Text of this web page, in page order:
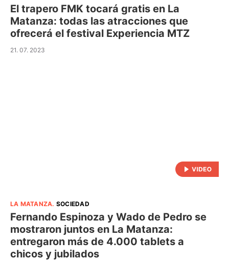
El trapero FMK tocará gratis en La
Matanza: todas las atracciones que
ofrecerá el festival Experiencia MTZ
21. 07. 2023
LA MATANZA. SOCIEDAD
Fernando Espinoza y Wado de Pedro se
mostraron juntos en La Matanza:
entregaron más de 4.000 tablets a
chicos y jubilados